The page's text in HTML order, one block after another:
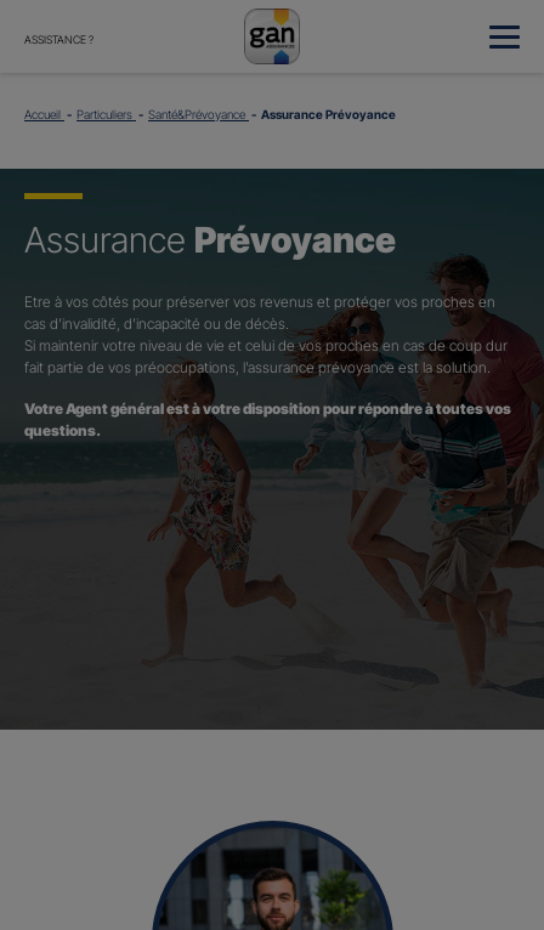
ASSISTANCE ?
Accueil Particuliers Santé&Prévoyance Assurance Prévoyance
Assurance Prévoyance
Etre à vos côtés pour préserver vos revenus et protéger vos proches en
cas d’invalidité, d’incapacité ou de décès.
Si maintenir votre niveau de vie et celui de vos proches en cas de coup dur
fait partie de vos préoccupations, l’assurance prévoyance est la solution.
Votre Agent général est à votre disposition pour répondre à toutes vos
questions.